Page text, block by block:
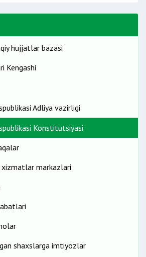
hujjatlar bazasi
Kengashi
Adliya vazirligi
Konstitutsiyasi
xizmatlar markazlari
shaxslarga imtiyozlar